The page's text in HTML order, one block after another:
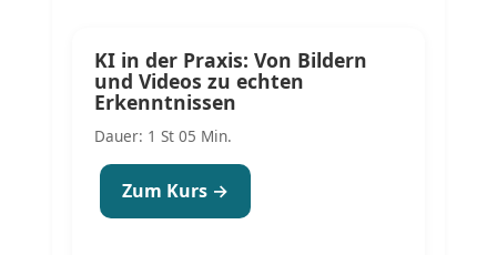
KI in der Praxis: Von Bildern
und Videos zu echten
Erkenntnissen
Dauer: 1 St 05 Min.
Zum Kurs →